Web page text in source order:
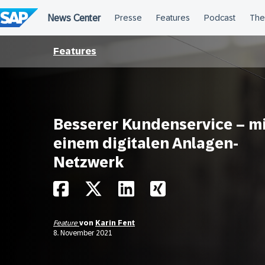
Features
Besserer Kundenservice –
einem digitalen Anlagen-
Netzwerk
Featurevon Karin Fent
8. November 2021